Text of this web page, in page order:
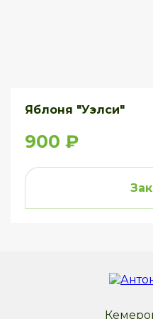
Яблоня "Уэлси"
900 ₽